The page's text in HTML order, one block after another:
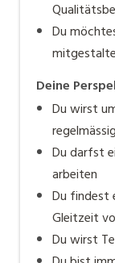
Du
Deine
Du wirst
Du darfst
arbeiten
Du findest
Gleitzeit
Du wirst